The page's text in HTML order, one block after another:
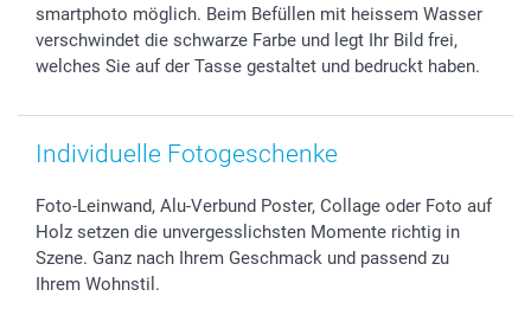
B2B smartbusiness
Widerrufsrecht
Geburt
Zu allen Anlässen
Sitemap
Status der Bestellung
smartfriends
smartphoto möglich. Beim Befüllen mit heissem Wasser
verschwindet die schwarze Farbe und legt Ihr Bild frei,
welches Sie auf der Tasse gestaltet und bedruckt haben.
Individuelle Fotogeschenke
Foto-Leinwand, Alu-Verbund Poster, Collage oder Foto auf
Holz setzen die unvergesslichsten Momente richtig in
Szene. Ganz nach Ihrem Geschmack und passend zu
Ihrem Wohnstil.